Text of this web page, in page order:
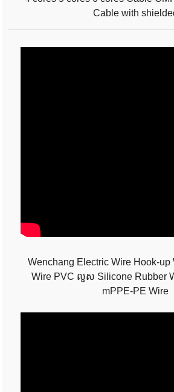
Cable with
Wenchang Electric Wire Hook-up
Wire PVC លួស Silicone Rubber
mPPE-PE Wire